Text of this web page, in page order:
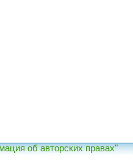
об авторских правах"